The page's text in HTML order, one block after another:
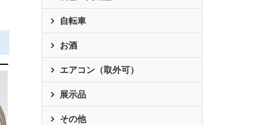
自転車
お酒
エアコン（取外可）
展示品
その他